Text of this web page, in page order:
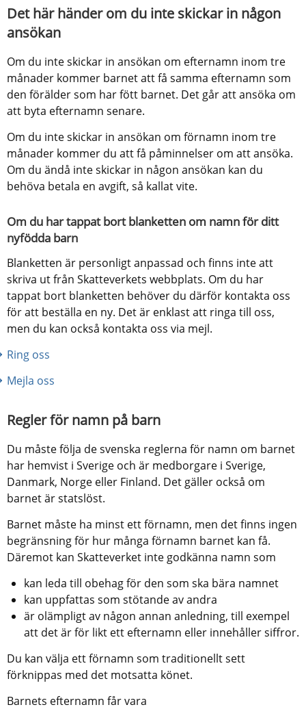
Det här händer om du inte skickar in någon
ansökan
Om du inte skickar in ansökan om efternamn inom tre
månader kommer barnet att få samma efternamn som
den förälder som har fött barnet. Det går att ansöka om
att byta efternamn senare.
Om du inte skickar in ansökan om förnamn inom tre
månader kommer du att få påminnelser om att ansöka.
Om du ändå inte skickar in någon ansökan kan du
behöva betala en avgift, så kallat vite.
Om du har tappat bort blanketten om namn för ditt
nyfödda barn
Blanketten är personligt anpassad och finns inte att
skriva ut från Skatteverkets webbplats. Om du har
tappat bort blanketten behöver du därför kontakta oss
för att beställa en ny. Det är enklast att ringa till oss,
men du kan också kontakta oss via mejl.
Ring oss
Mejla oss
Regler för namn på barn
Du måste följa de svenska reglerna för namn om barnet
har hemvist i Sverige och är medborgare i Sverige,
Danmark, Norge eller Finland. Det gäller också om
barnet är statslöst.
Barnet måste ha minst ett förnamn, men det finns ingen
begränsning för hur många förnamn barnet kan få.
Däremot kan Skatteverket inte godkänna namn som
kan leda till obehag för den som ska bära namnet
kan uppfattas som stötande av andra
är olämpligt av någon annan anledning, till exempel
att det är för likt ett efternamn eller innehåller siffror.
Du kan välja ett förnamn som traditionellt sett
förknippas med det motsatta könet.
Barnets efternamn får vara